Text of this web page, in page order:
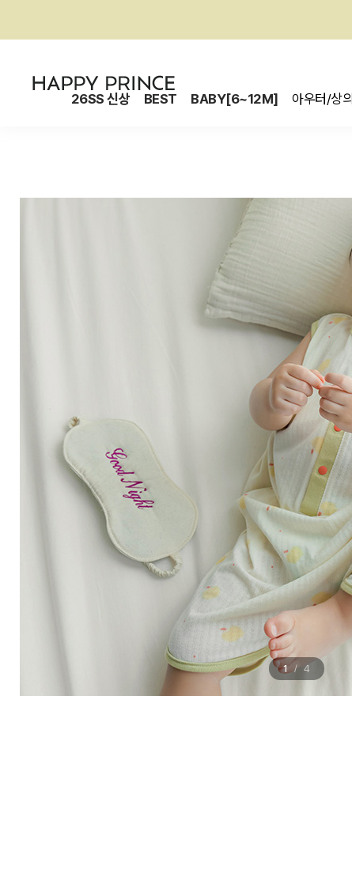
26SS 신상 BEST BABY[6~12M] 아우터/상의
1 / 4